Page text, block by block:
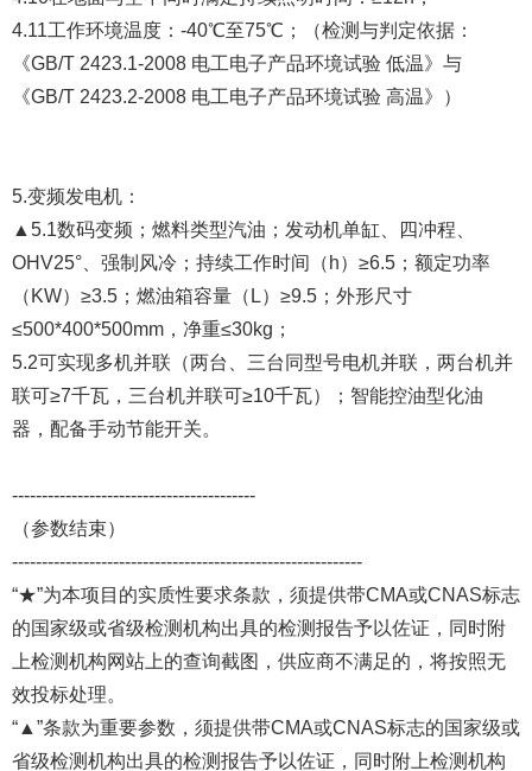
4.11工作环境温度：-40℃至75℃；（检测与判定依据：
《GB/T 2423.1-2008 电工电子产品环境试验 低温》与
《GB/T 2423.2-2008 电工电子产品环境试验 高温》）
5.变频发电机：
▲5.1数码变频；燃料类型汽油；发动机单缸、四冲程、
OHV25°、强制风冷；持续工作时间（h）≥6.5；额定功率
（KW）≥3.5；燃油箱容量（L）≥9.5；外形尺寸
≤500*400*500mm，净重≤30kg；
5.2可实现多机并联（两台、三台同型号电机并联，两台机并
联可≥7千瓦，三台机并联可≥10千瓦）；智能控油型化油
器，配备手动节能开关。
-----------------------------------------
（参数结束）
-----------------------------------------------------------
“★”为本项目的实质性要求条款，须提供带CMA或CNAS标志
的国家级或省级检测机构出具的检测报告予以佐证，同时附
上检测机构网站上的查询截图，供应商不满足的，将按照无
效投标处理。
“▲”条款为重要参数，须提供带CMA或CNAS标志的国家级或
省级检测机构出具的检测报告予以佐证，同时附上检测机构